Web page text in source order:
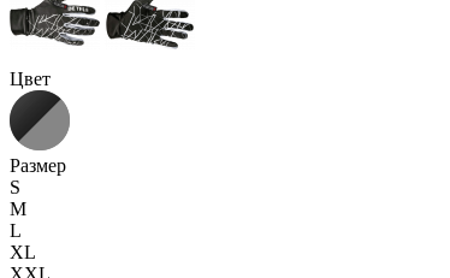
Цвет
Размер
S
M
L
XL